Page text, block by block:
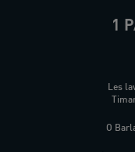
1
Les
O